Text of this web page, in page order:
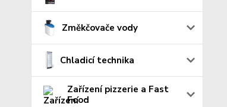
Změkčovače vody
Chladicí technika
Zařízení pizzerie a Fast
Food